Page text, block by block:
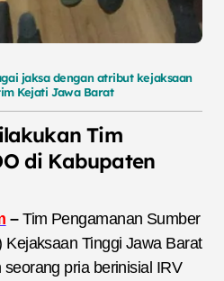
jaksa dengan atribut kejaksaan
Kejati Jawa Barat
Tim
di Kabupaten
–Tim Pengamanan Sumber
Tinggi Jawa Barat
pria berinisial IRV